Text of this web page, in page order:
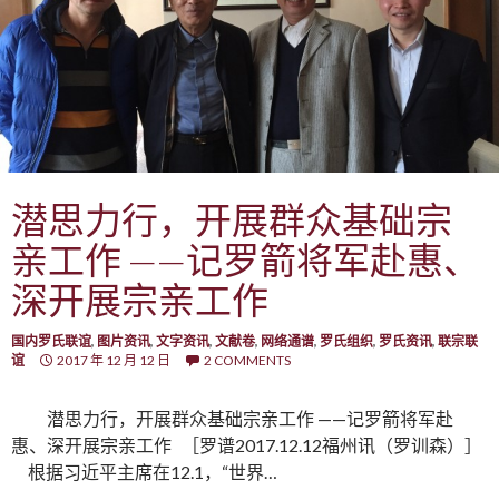
潜思力行，开展群众基础宗
亲工作 ——记罗箭将军赴惠、
深开展宗亲工作
国内罗氏联谊, 图片资讯, 文字资讯, 文献卷, 网络通谱, 罗氏组织, 罗氏资讯, 联宗联
谊
2017 年 12 月 12 日 2 COMMENTS
潜思力行，开展群众基础宗亲工作 ——记罗箭将军赴
惠、深开展宗亲工作 ［罗谱2017.12.12福州讯（罗训森）］
根据习近平主席在12.1，“世界…